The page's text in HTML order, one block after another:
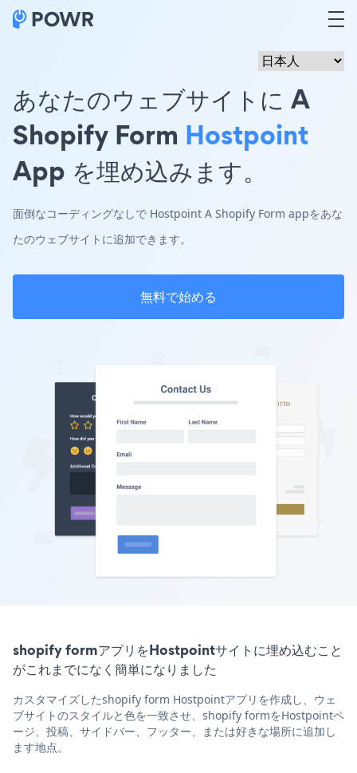
あなたのウェブサイトに A
Shopify Form Hostpoint
App を埋め込みます。
面倒なコーディングなしで Hostpoint A Shopify Form appをあな
たのウェブサイトに追加できます。
無料で始める
shopify formアプリをHostpointサイトに埋め込むこと
がこれまでになく簡単になりました
カスタマイズしたshopify form Hostpointアプリを作成し、ウェ
ブサイトのスタイルと色を一致させ、shopify formをHostpointペ
ージ、投稿、サイドバー、フッター、または好きな場所に追加し
ます地点。